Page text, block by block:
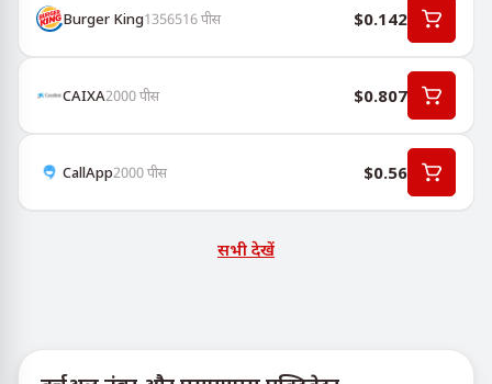
Burger King1356516पीस $0.142
CAIXA2000पीस $0.807
CallApp2000पीस $0.56
सभी देखें